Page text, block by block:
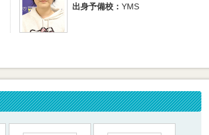
出身予備校： YMS